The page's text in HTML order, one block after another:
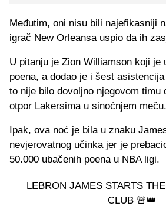
Međutim, oni nisu bili najefikasniji
igrač New Orleansa uspio da ih
U pitanju je Zion Williamson koji je
poena, a dodao je i šest
to nije bilo dovoljno njegovom timu
otpor Lakersima u sinoćnjem meču.
Ipak, ova noć je bila u znaku
nevjerovatnog učinka jer je
50.000 ubačenih poena u NBA ligi.
LEBRON JAMES STARTS
CLUB 🚨👑